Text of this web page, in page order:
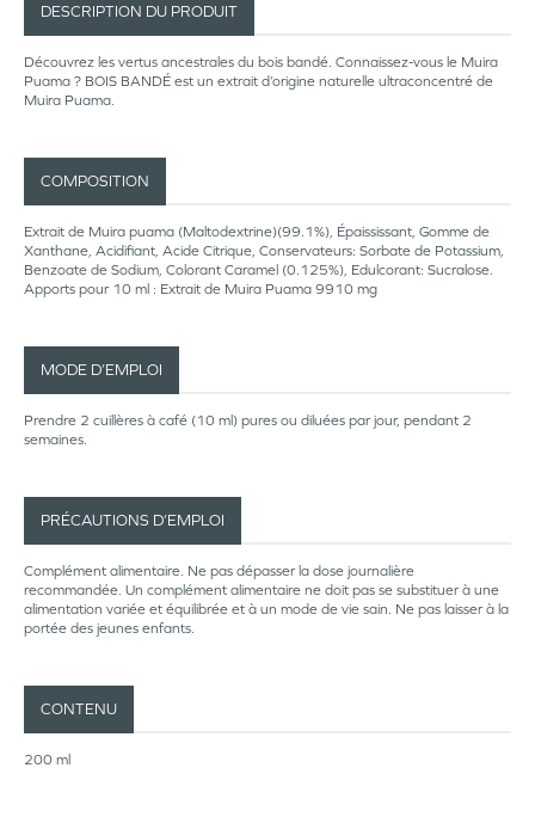
DESCRIPTION DU PRODUIT
Découvrez les vertus ancestrales du bois bandé. Connaissez-vous le Muira
Puama ? BOIS BANDÉ est un extrait d’origine naturelle ultraconcentré de
Muira Puama.
COMPOSITION
Extrait de Muira puama (Maltodextrine)(99.1%), Épaississant, Gomme de
Xanthane, Acidifiant, Acide Citrique, Conservateurs: Sorbate de Potassium,
Benzoate de Sodium, Colorant Caramel (0.125%), Edulcorant: Sucralose.
Apports pour 10 ml : Extrait de Muira Puama 9910 mg
MODE D’EMPLOI
Prendre 2 cuillères à café (10 ml) pures ou diluées par jour, pendant 2
semaines.
PRÉCAUTIONS D’EMPLOI
Complément alimentaire. Ne pas dépasser la dose journalière
recommandée. Un complément alimentaire ne doit pas se substituer à une
alimentation variée et équilibrée et à un mode de vie sain. Ne pas laisser à la
portée des jeunes enfants.
CONTENU
200 ml